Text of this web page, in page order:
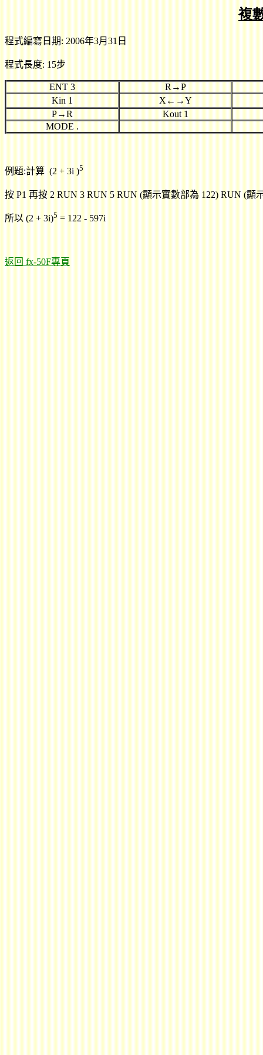
複
程式編寫日期: 2006年3月31日
程式長度: 15步
ENT 3
R→P
Kin 1
X←→Y
P→R
Kout 1
MODE .
例題:計算 (2 + 3i )5
按 P1 再按 2 RUN 3 RUN 5 RUN (顯示實數部為 122) RUN (顯
所以 (2 + 3i)5 = 122 - 597i
返回 fx-50F專頁